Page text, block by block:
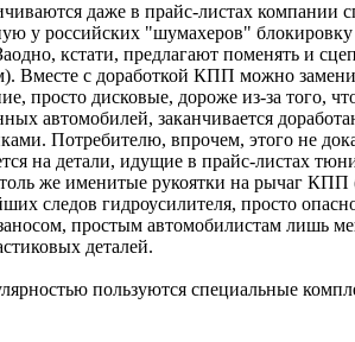
даже в прайс-листах компании
у российских "шумахеров"
кстати, предлагают поменять и
Вместе с доработкой КПП можно
просто дисковые, дороже из-за того,
автомобилей, заканчивается
Потребителю, впрочем, этого не
на детали, идущие в прайс-листах
же именитые рукоятки на рычаг
следов гидроусилителя, просто
простым автомобилистам лишь
деталей.
пользуются специальные